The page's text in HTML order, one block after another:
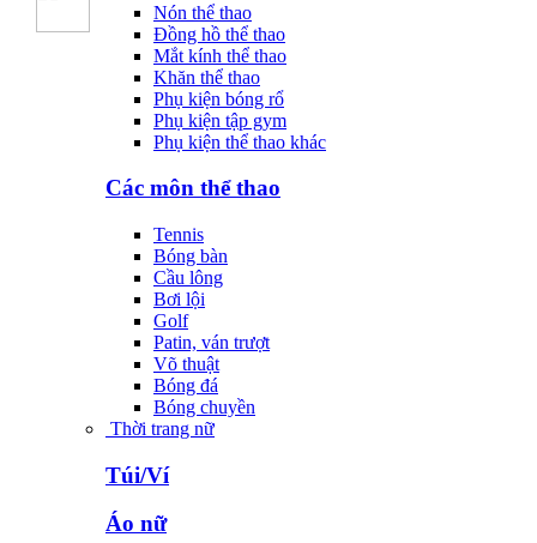
Nón thể thao
Đồng hồ thể thao
Mắt kính thể thao
Khăn thể thao
Phụ kiện bóng rổ
Phụ kiện tập gym
Phụ kiện thể thao khác
Các môn thể thao
Tennis
Bóng bàn
Cầu lông
Bơi lội
Golf
Patin, ván trượt
Võ thuật
Bóng đá
Bóng chuyền
Thời trang nữ
Túi/Ví
Áo nữ